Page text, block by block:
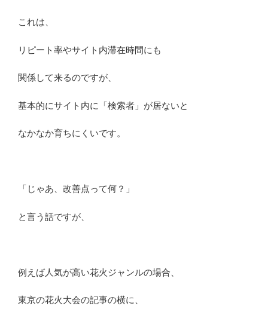
これは、
リピート率やサイト内滞在時間にも
関係して来るのですが、
基本的にサイト内に「検索者」が居ないと
なかなか育ちにくいです。
「じゃあ、改善点って何？」
と言う話ですが、
例えば人気が高い花火ジャンルの場合、
東京の花火大会の記事の横に、